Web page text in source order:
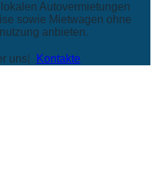
Autovermietungen
sowie Mietwagen ohne
anbieten.
uns Kontakte